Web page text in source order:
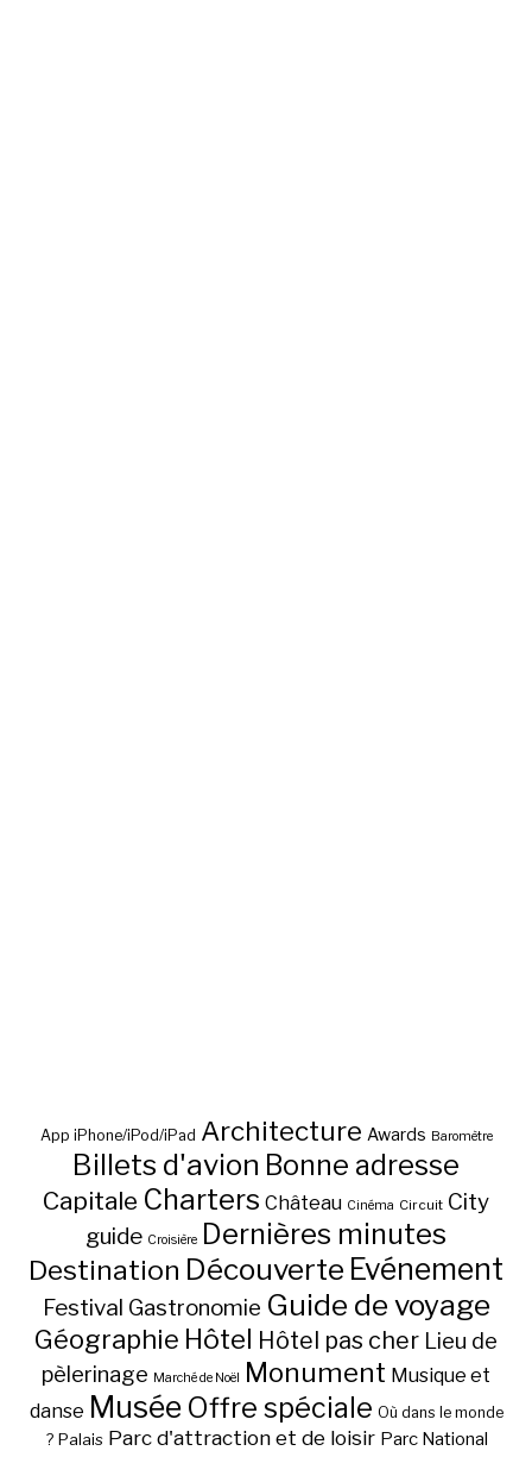
App iPhone/iPod/iPad Architecture Awards Baromètre
Billets d'avion Bonne adresse
Capitale Charters Château Cinéma Circuit City
guide Croisière Dernières minutes
Destination Découverte Evénement
Festival Gastronomie Guide de voyage
Géographie Hôtel Hôtel pas cher Lieu de
pèlerinage Marché de Noël Monument Musique et
danse Musée Offre spéciale Où dans le monde
? Palais Parc d'attraction et de loisir Parc National